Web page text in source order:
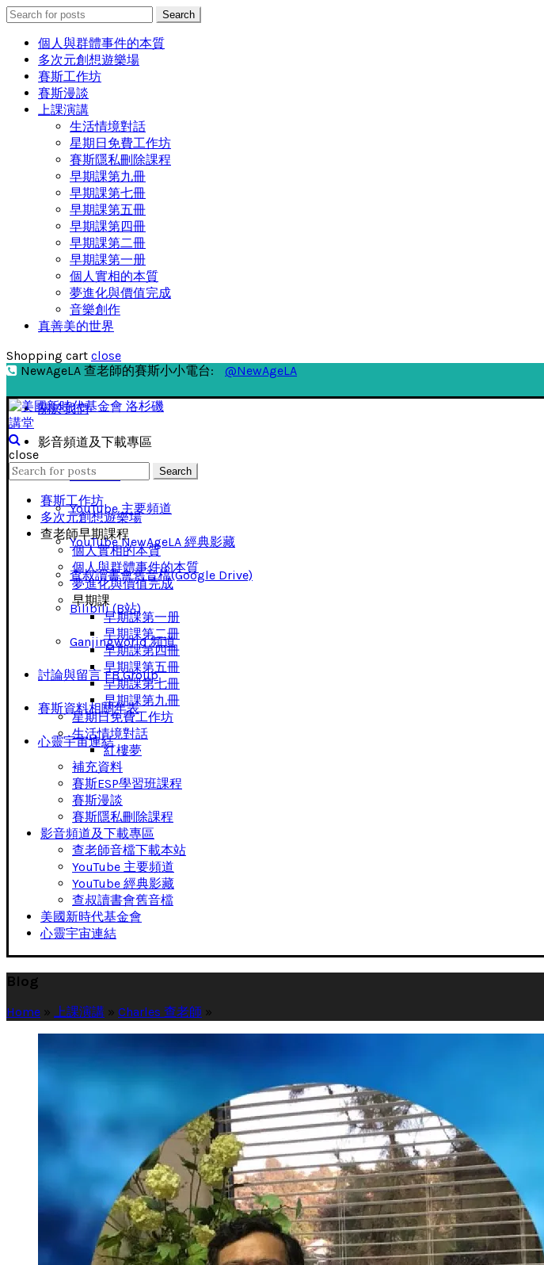
Search
for:
Search
個人與群體事件的本質
多次元創想遊樂場
賽斯工作坊
賽斯漫談
上課演講
生活情境對話
星期日免費工作坊
賽斯隱私刪除課程
早期課第九冊
早期課第七冊
早期課第五冊
早期課第四冊
早期課第二冊
早期課第一册
個人實相的本質
夢進化與價值完成
音樂創作
真善美的世界
Shopping cart close
NewAgeLA 查老師的賽斯小小電台:
@NewAgeLA
關於我們
影音頻道及下載專區
影音下載
YouTube 主要頻道
YouTube NewAgeLA 經典影藏
查叔讀書會舊音檔(Google Drive)
Bilibili (B站)
Ganjingworld 頻道
討論與留言 FB Group
賽斯資料相關年表
心靈宇宙連結
close
Search
for:
Search
賽斯工作坊
多次元創想遊樂場
查老師早期課程
個人實相的本質
個人與群體事件的本質
夢進化與價值完成
早期課
早期課第一册
早期課第二冊
早期課第四冊
早期課第五冊
早期課第七冊
早期課第九冊
星期日免費工作坊
生活情境對話
紅樓夢
補充資料
賽斯ESP學習班課程
賽斯漫談
賽斯隱私刪除課程
影音頻道及下載專區
查老師音檔下載本站
YouTube 主要頻道
YouTube 經典影藏
查叔讀書會舊音檔
美國新時代基金會
心靈宇宙連結
Blog
Home » 上課演講 » Charles 查老師 »